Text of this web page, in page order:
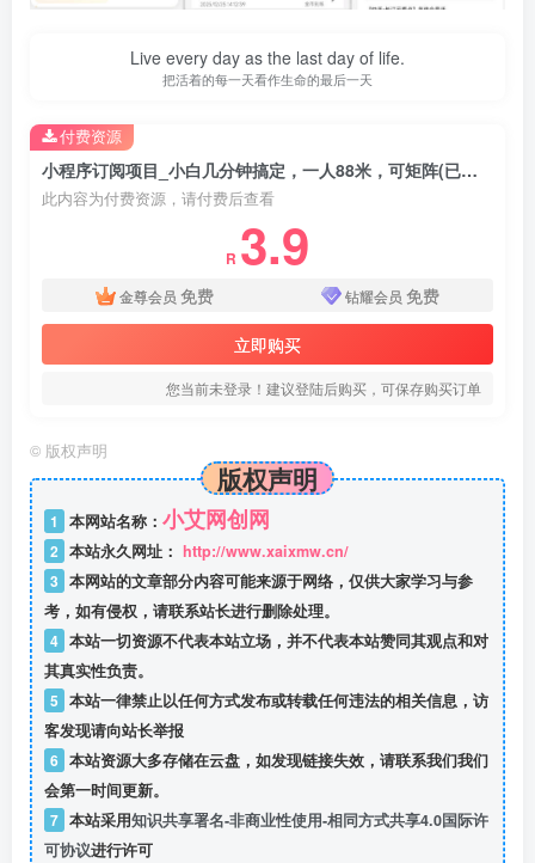
Live every day as the last day of life.
把活着的每一天看作生命的最后一天
小程序订阅项目_小白几分钟搞定，一人88米，可矩阵(已测到账)
此内容为付费资源，请付费后查看
R 3.9
金尊会员 免费 钻耀会员 免费
立即购买
您当前未登录！建议登陆后购买，可保存购买订单
付费资源
© 版权声明
版权声明
1 本网站名称： 小艾网创网
2 本站永久网址： http://www.xaixmw.cn/
3 本网站的文章部分内容可能来源于网络，仅供大家学习与参
考，如有侵权，请联系站长进行删除处理。
4 本站一切资源不代表本站立场，并不代表本站赞同其观点和对
其真实性负责。
5 本站一律禁止以任何方式发布或转载任何违法的相关信息，访
客发现请向站长举报
6 本站资源大多存储在云盘，如发现链接失效，请联系我们我们
会第一时间更新。
7 本站采用知识共享署名-非商业性使用-相同方式共享4.0国际许
可协议进行许可